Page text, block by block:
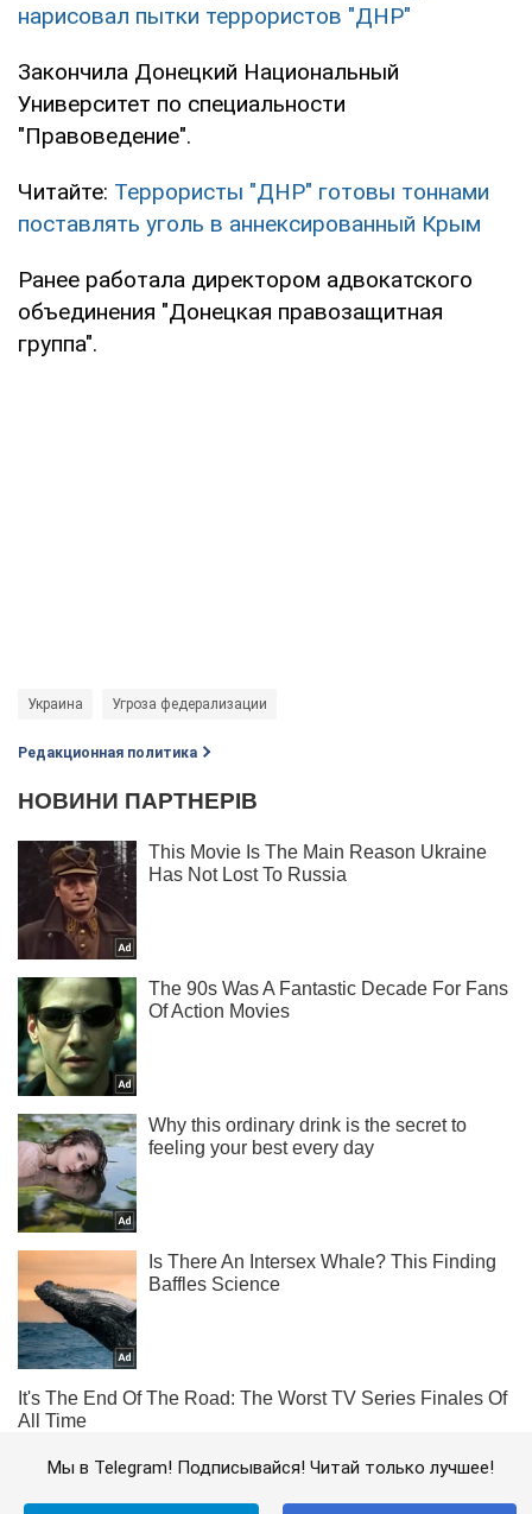
нарисовал пытки террористов "ДНР"
Закончила Донецкий Национальный
Университет по специальности
"Правоведение".
Читайте: Террористы "ДНР" готовы тоннами
поставлять уголь в аннексированный Крым
Ранее работала директором адвокатского
объединения "Донецкая правозащитная
группа".
Украина Угроза федерализации
Редакционная политика
Мы в Telegram! Подписывайся! Читай только лучшее!